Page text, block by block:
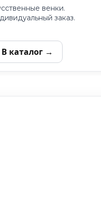
венки.
заказ.
В каталог →